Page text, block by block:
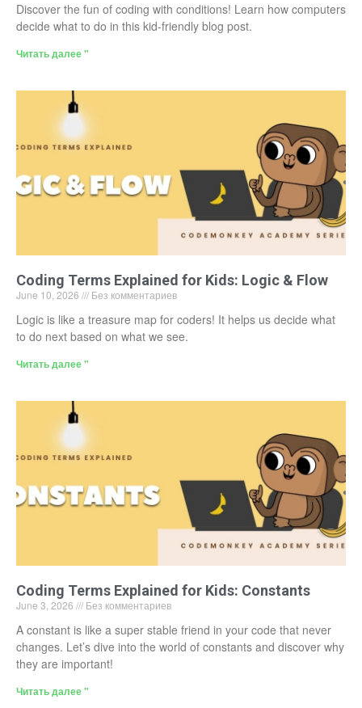
Discover the fun of coding with conditions! Learn how computers
decide what to do in this kid-friendly blog post.
Читать далее "
Coding Terms Explained for Kids: Logic & Flow
June 10, 2026 Без комментариев
Logic is like a treasure map for coders! It helps us decide what
to do next based on what we see.
Читать далее "
Coding Terms Explained for Kids: Constants
June 3, 2026 Без комментариев
A constant is like a super stable friend in your code that never
changes. Let’s dive into the world of constants and discover why
they are important!
Читать далее "